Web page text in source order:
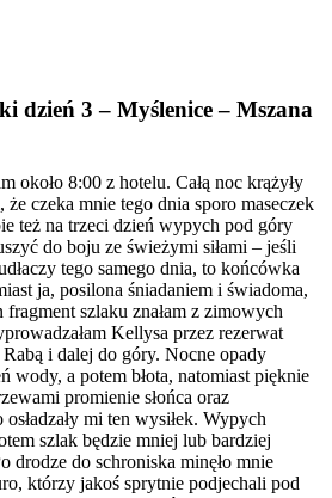
dzień 3 – Myślenice – Mszana
około 8:00 z hotelu. Całą noc krążyły
czeka mnie tego dnia sporo maseczek
też na trzeci dzień wypych pod góry
do boju ze świeżymi siłami – jeśli
tego samego dnia, to końcówka
ja, posilona śniadaniem i świadoma,
szlaku znałam z zimowych
Kellysa przez rezerwat
i dalej do góry. Nocne opady
wody, a potem błota, natomiast pięknie
promienie słońca oraz
mi ten wysiłek. Wypych
szlak będzie mniej lub bardziej
drodze do schroniska minęło mnie
którzy jakoś sprytnie podjechali pod